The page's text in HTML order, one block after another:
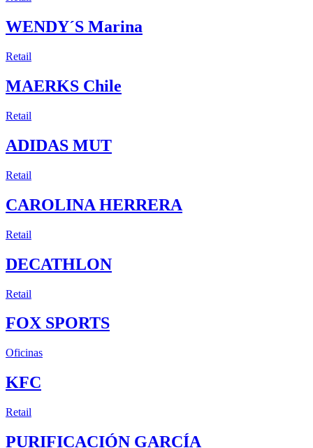
WENDY´S Marina
Retail
MAERKS Chile
Retail
ADIDAS MUT
Retail
CAROLINA HERRERA
Retail
DECATHLON
Retail
FOX SPORTS
Oficinas
KFC
Retail
PURIFICACIÓN GARCÍA